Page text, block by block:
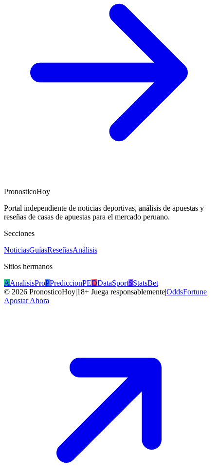
PronosticoHoy
Portal independiente de noticias deportivas, análisis de apuestas y
reseñas de casas de apuestas para el mercado peruano.
Secciones
NoticiasGuíasReseñasAnálisis
Sitios hermanos
AAnalisisProPPrediccionPEDDataSportSStatsBet
© 2026 PronosticoHoy|18+ Juega responsablemente|OddsFortune
Apostar Ahora